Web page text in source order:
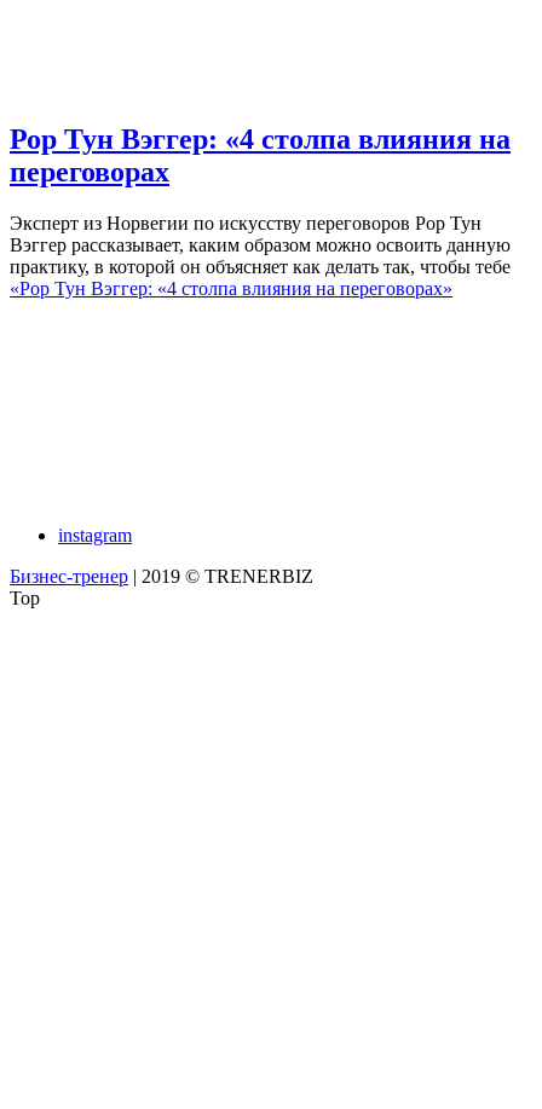
Рор Тун Вэггер: «4 столпа влияния на
переговорах
Эксперт из Норвегии по искусству переговоров Рор Тун
Вэггер рассказывает, каким образом можно освоить данную
практику, в которой он объясняет как делать так, чтобы тебе
«Рор Тун Вэггер: «4 столпа влияния на переговорах»
instagram
Бизнес-тренер | 2019 © TRENERBIZ
Top